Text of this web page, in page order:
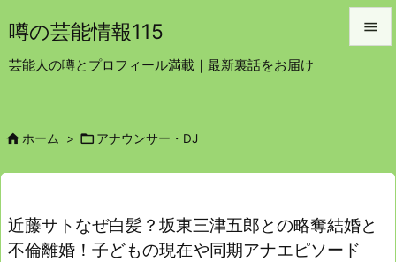
噂の芸能情報115
芸能人の噂とプロフィール満載｜最新裏話をお届け

前へ
次へ
ホーム >  アナウンサー・DJ
近藤サトなぜ白髪？坂東三津五郎との略奪結婚と
不倫離婚！子どもの現在や同期アナエピソード